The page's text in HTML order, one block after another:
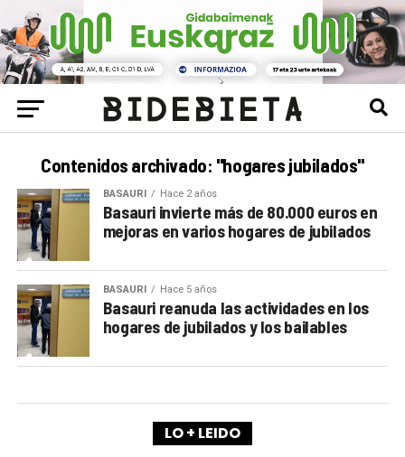
Contenidos archivado: "hogares jubilados"
BASAURI Hace 2 años
Basauri invierte más de 80.000 euros en
mejoras en varios hogares de jubilados
BASAURI Hace 5 años
Basauri reanuda las actividades en los
hogares de jubilados y los bailables
LO + LEIDO